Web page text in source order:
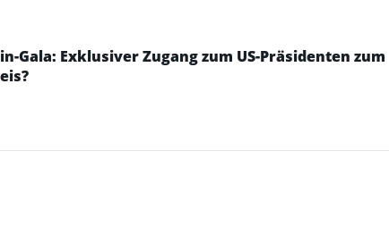
Gala: Exklusiver Zugang zum US-Präsidenten zum